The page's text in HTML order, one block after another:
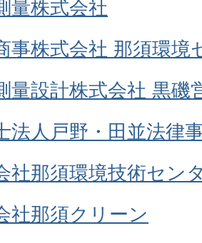
量株式会社
事株式会社 那須環境
量設計株式会社 黒磯
法人戸野・田並法律
社那須環境技術セン
社那須クリーン